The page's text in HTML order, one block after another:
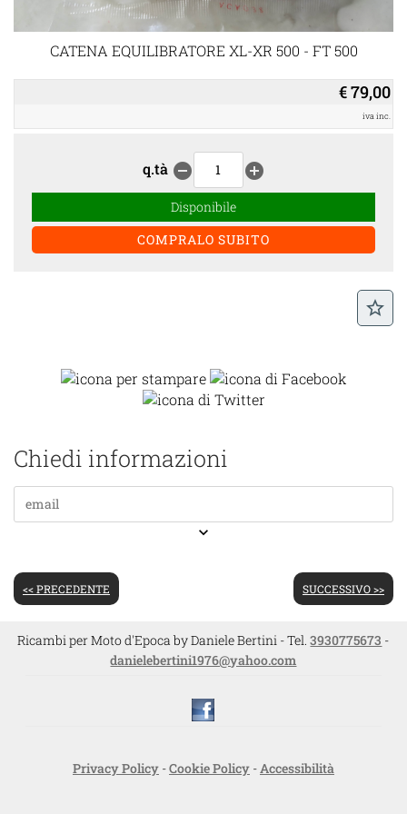
CATENA EQUILIBRATORE XL-XR 500 - FT 500
€ 79,00
iva inc.
q.tà remove_circle add_circle
Disponibile
star_border
Chiedi informazioni
keyboard_arrow_down
<< PRECEDENTE SUCCESSIVO >>
Ricambi per Moto d'Epoca by Daniele Bertini - Tel.3930775673 -
danielebertini1976@yahoo.com
Privacy Policy-Cookie Policy-Accessibilità